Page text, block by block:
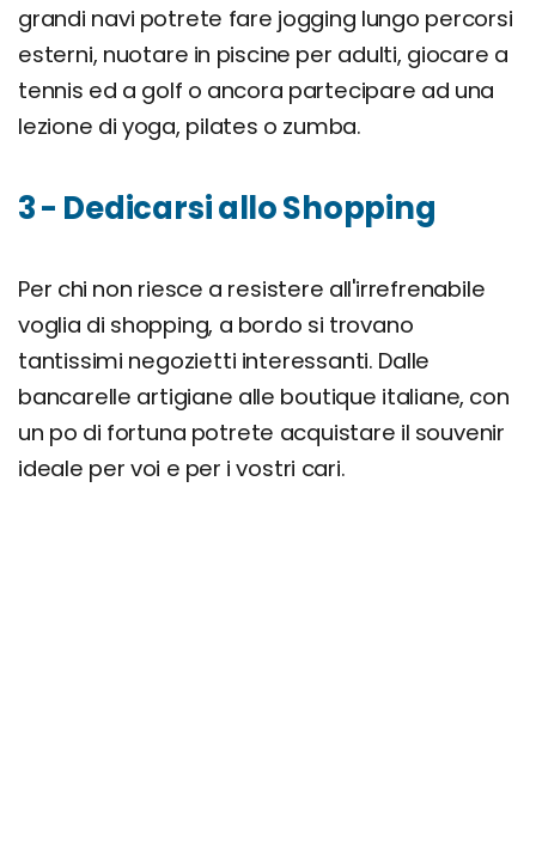
grandi navi potrete fare jogging lungo percorsi
esterni, nuotare in piscine per adulti, giocare a
tennis ed a golf o ancora partecipare ad una
lezione di yoga, pilates o zumba.
3 - Dedicarsi allo Shopping
Per chi non riesce a resistere all'irrefrenabile
voglia di shopping, a bordo si trovano
tantissimi negozietti interessanti. Dalle
bancarelle artigiane alle boutique italiane, con
un po di fortuna potrete acquistare il souvenir
ideale per voi e per i vostri cari.